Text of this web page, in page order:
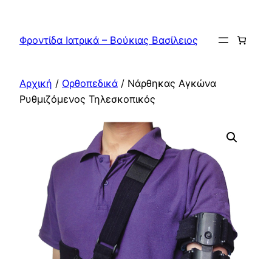
περιεχόμενο
Φροντίδα Ιατρικά – Βούκιας Βασίλειος
Αρχική / Ορθοπεδικά / Νάρθηκας Αγκώνα
Ρυθμιζόμενος Τηλεσκοπικός